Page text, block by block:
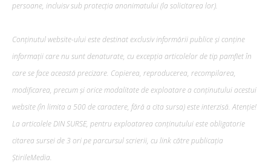
persoane, incluisv sub protecția anonimatului (la solicitarea lor).
Conținutul website-ului este destinat exclusiv informării publice și conține
informații care nu sunt denaturate, cu excepția articolelor de tip pamflet în
care se face această precizare. Copierea, reproducerea, recompilarea,
modificarea, precum şi orice modalitate de exploatare a conținutului acestui
website (în limita a 500 de caractere, fără a cita sursa) este interzisă. Atenție!
La articolele DIN SURSE, pentru exploatarea conținutului este obligatorie
citarea sursei de 3 ori pe parcursul scrierii, cu link către publicația
ȘtirileMedia.